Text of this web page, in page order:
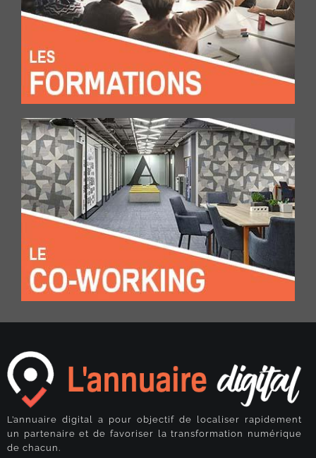
L’annuaire digital a pour objectif de localiser rapidement
un partenaire et de favoriser la transformation numérique
de chacun.